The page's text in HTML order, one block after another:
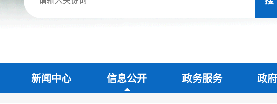
新闻中心 信息公开 政务服务 政